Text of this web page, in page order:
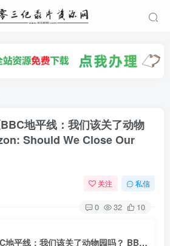
地平线：我们该关了动物
Should We Close Our
关注 私信
0 32 10
社会生活纪录片《BBC地平线：我们该关了动物园吗？ BBC Horizon: Should We Close Our Zoos》下载